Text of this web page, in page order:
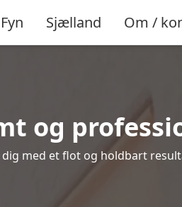
Fyn Sjælland Om /
og
med et flot og holdbart